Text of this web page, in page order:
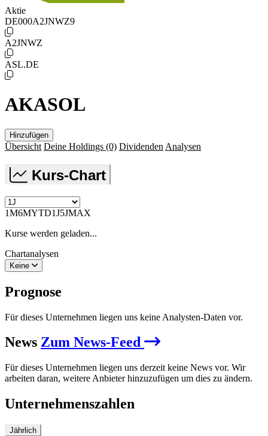
Aktie
DE000A2JNWZ9
A2JNWZ
ASL.DE
AKASOL
Hinzufügen
Übersicht Deine Holdings (0) Dividenden Analysen
Kurs-Chart
1M6MYTD1J5JMAX
Kurse werden geladen...
Chartanalysen
Keine
Prognose
Für dieses Unternehmen liegen uns keine Analysten-Daten vor.
News Zum News-Feed
Für dieses Unternehmen liegen uns derzeit keine News vor. Wir
arbeiten daran, weitere Anbieter hinzuzufügen um dies zu ändern.
Unternehmenszahlen
Jährlich